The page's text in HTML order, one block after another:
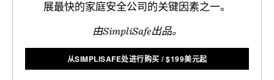
展最快的家庭安全公司的关键因素之一。
由SimpliSafe出品。
从SIMPLISAFE处进行购买 /$199美元起